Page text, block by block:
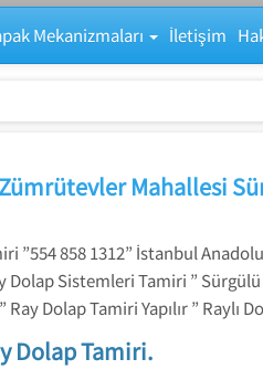
Mekanizmaları İletişim
Zümrütevler Mahallesi
”554 858 1312” İstanbul
Dolap Sistemleri Tamiri ”
Dolap Tamiri Yapılır ” Raylı
Dolap Tamiri.